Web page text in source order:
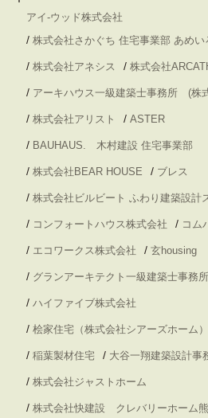
アイ-ウッド株式会社
/ 株式会社さかぐち 住宅事業部 あめい
/ 株式会社アネシス / 株式会社
/ アーキハウス一級建築士事務所 (株
/ 株式会社アリスト / ASTER
/ BAUHAUS. 木村建設 住宅事業部
/ 株式会社BEAR HOUSE / ブレス
/ 株式会社ビルビート ふわり建築設計
/ コンフォートハウス株式会社 / コム
/ エコワークス株式会社 / 玄housing
/ グランアーキテクト一級建築士事務所
/ ハイファイブ株式会社
/ 桧家住宅（株式会社シアーズホーム）
/ 稲葉製材住宅 / 大谷一翔建築設計事
/ 株式会社ジャストホーム
/ 株式会社快建設 クレバリーホーム